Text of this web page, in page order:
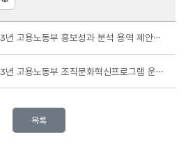
2023년 고용노동부 홍보성과 분석 용역 제안서 평가 및 우선 협상 대상자 선정 결과 공고
2023년 고용노동부 조직문화혁신프로그램 운영 용역계약 우선 협상대상자 선정
목록